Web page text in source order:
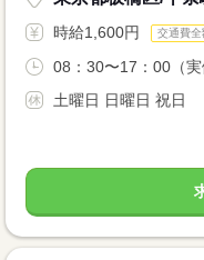
時給1,600円 交通費全
08：30〜17：00（実
土曜日 日曜日 祝日